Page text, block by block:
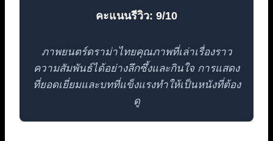
คะแนนรีวิว: 9/10
ภาพยนตร์ดราม่าไทยคุณภาพที่เล่าเรื่องราว
ความสัมพันธ์ได้อย่างลึกซึ้งและกินใจ การแสดง
ที่ยอดเยี่ยมและบทที่แข็งแรงทำให้เป็นหนังที่ต้อง
ดู